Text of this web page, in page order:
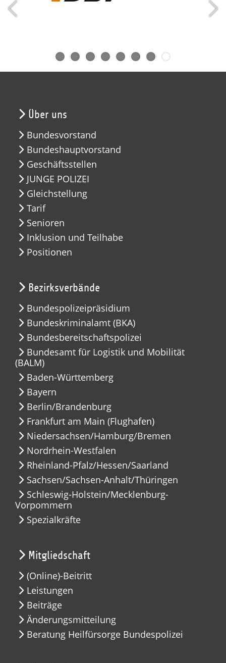
Über uns
Bundesvorstand
Bundeshauptvorstand
Geschäftsstellen
JUNGE POLIZEI
Gleichstellung
Tarif
Senioren
Inklusion und Teilhabe
Positionen
Bezirksverbände
Bundespolizeipräsidium
Bundeskriminalamt (BKA)
Bundesbereitschaftspolizei
Bundesamt für Logistik und Mobilität
(BALM)
Baden-Württemberg
Bayern
Berlin/Brandenburg
Frankfurt am Main (Flughafen)
Niedersachsen/Hamburg/Bremen
Nordrhein-Westfalen
Rheinland-Pfalz/Hessen/Saarland
Sachsen/Sachsen-Anhalt/Thüringen
Schleswig-Holstein/Mecklenburg-
Vorpommern
Spezialkräfte
Mitgliedschaft
(Online)-Beitritt
Leistungen
Beiträge
Änderungsmitteilung
Beratung Heilfürsorge Bundespolizei